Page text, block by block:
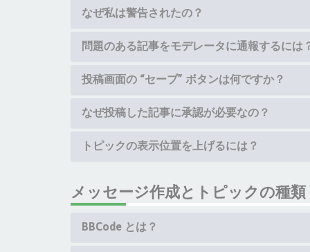
なぜ私は警告されたの？
問題のある記事をモデレータに通報するには
投稿画面の “セーブ” ボタンは何ですか？
なぜ投稿した記事に承認が必要なの？
トピックの表示位置を上げるには？
メッセージ作成とトピックの種類
BBCode とは？